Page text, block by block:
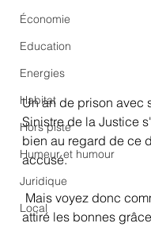
Économie
Education
Energies
Habitat
Hors piste
Humeur et humour
Juridique
Local
Un an de prison avec
Sinistre de la Justice
bien au regard de ce
accusé.
attiré les bonnes